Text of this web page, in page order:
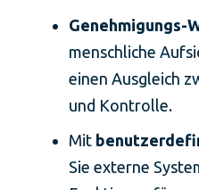
Genehmigungs-
menschliche
einen Ausgleich
und Kontrolle.
Mit
Sie externe